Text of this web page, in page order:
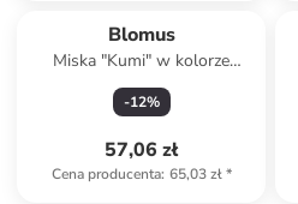
Blomus
Miska "Kumi" w kolorze
brązowym - Ø 14 cm
-12%
57,06 zł
Cena producenta: 65,03 zł*